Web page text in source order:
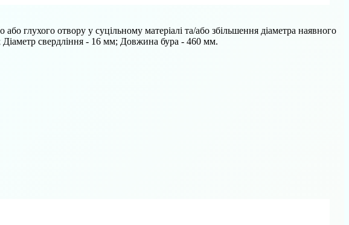
глухого отвору у суцільному матеріалі та/або збільшення діаметра наявного
Діаметр свердління - 16 мм; Довжина бура - 460 мм.